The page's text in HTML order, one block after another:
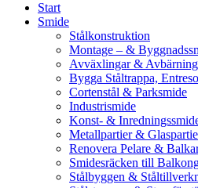
Start
Smide
Stålkonstruktion
Montage – &
Avväxlingar & Avbärning
Bygga Ståltrappa,
Cortenstål & Parksmide
Industrismide
Konst- &
Metallpartier &
Renovera Pelare &
Smidesräcken till
Stålbyggen &